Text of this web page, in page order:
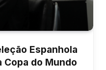
Espanhola
Copa do Mundo